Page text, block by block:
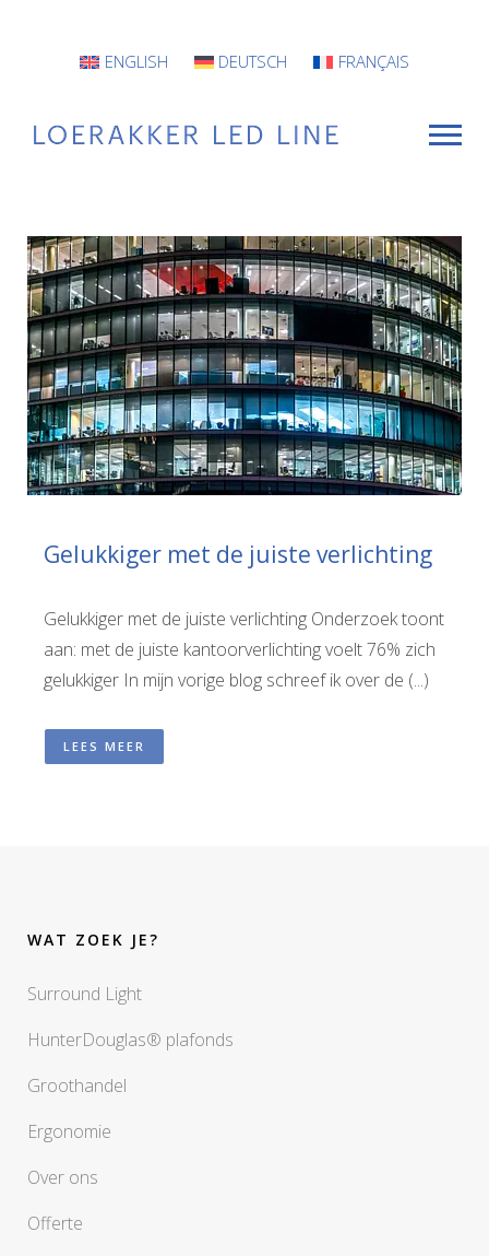
ENGLISH DEUTSCH FRANÇAIS
VOOR WIE
Armaturen
Projecten
INFO
CONTACT
Gelukkiger met de juiste verlichting
Gelukkiger met de juiste verlichting Onderzoek toont
aan: met de juiste kantoorverlichting voelt 76% zich
gelukkiger In mijn vorige blog schreef ik over de (...)
LEES MEER
WAT ZOEK JE?
Surround Light
HunterDouglas® plafonds
Groothandel
Ergonomie
Over ons
Offerte